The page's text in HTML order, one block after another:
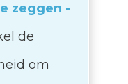
zeggen -
de
om